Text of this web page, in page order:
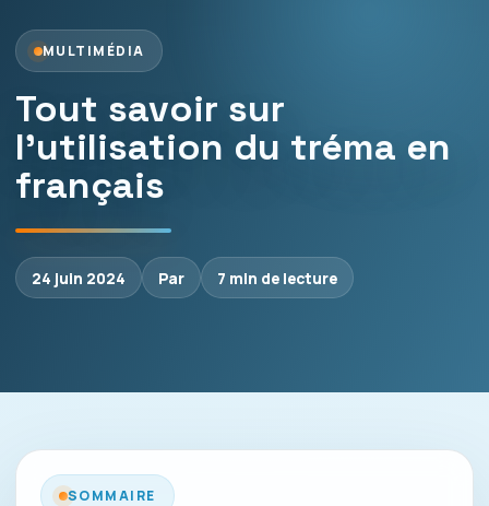
MULTIMÉDIA
Tout savoir sur
l’utilisation du tréma en
français
24 juin 2024 Par 7 min de lecture
SOMMAIRE